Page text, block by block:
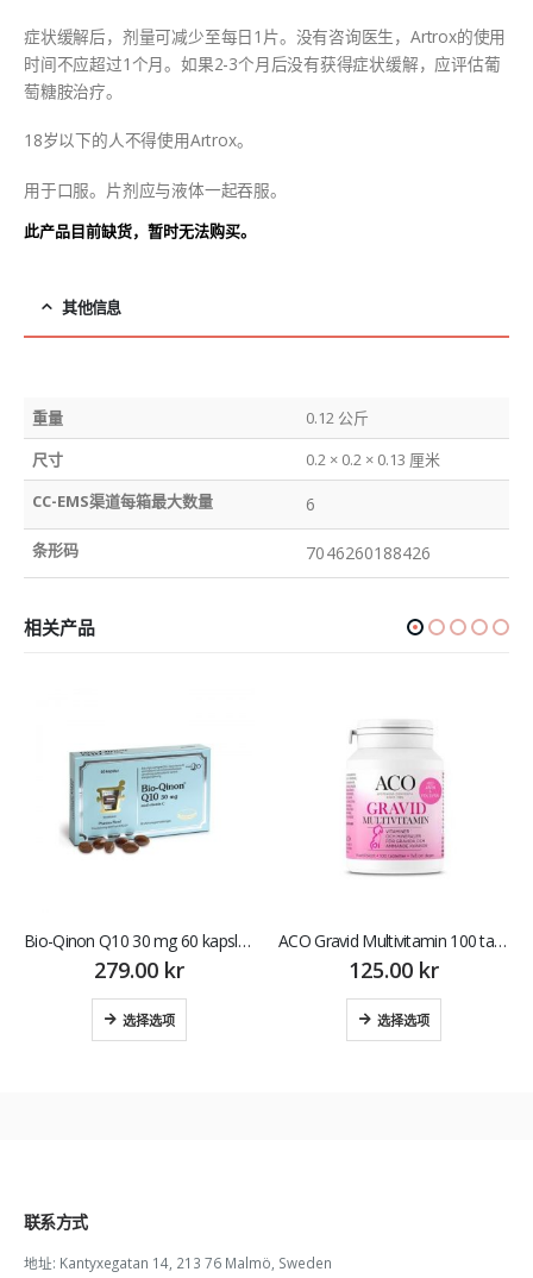
症状缓解后，剂量可减少至每日1片。没有咨询医生，Artrox的使用
时间不应超过1个月。如果2-3个月后没有获得症状缓解，应评估葡
萄糖胺治疗。
18岁以下的人不得使用Artrox。
用于口服。片剂应与液体一起吞服。
此产品目前缺货，暂时无法购买。
其他信息
重量
0.12 公斤
尺寸
0.2 × 0.2 × 0.13 厘米
CC-EMS渠道每箱最大数量
6
条形码 7046260188426
相关产品
Bio-Qinon Q10 30 mg 60 kapslar 辅酶
kr
ACO Gravid Multivitamin 100 tabletter 瑞典孕妇叶酸
kr
联系方式
地址: Kantyxegatan 14, 213 76 Malmö, Sweden